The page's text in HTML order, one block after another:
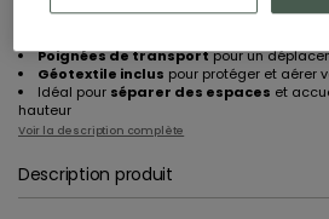
Lasurépour une meilleure durabilité et
Poignées de transportpour un
Géotextile inclus pour protéger et aérer
Idéal pour séparer des espaces et
hauteur
Voir la description complète
Description produit